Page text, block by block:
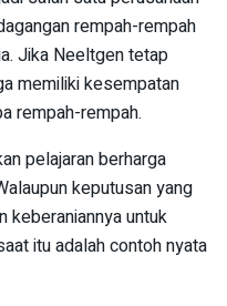
rempah-rempah
Jika Neeltgen tetap
memiliki kesempatan
rempah-rempah.
pelajaran berharga
keputusan yang
keberaniannya untuk
itu adalah contoh nyata